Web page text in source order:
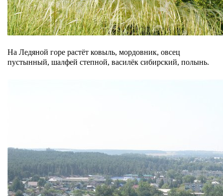
На Ледяной горе растёт ковыль, мордовник, овсец
пустынный, шалфей степной, василёк сибирский, полынь.